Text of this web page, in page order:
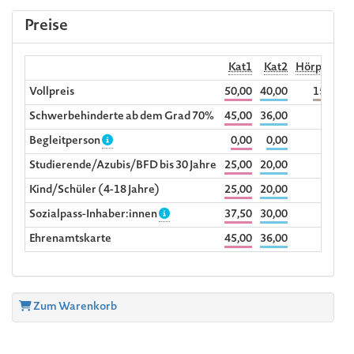
Preise
Kat1 Kat2
Hörplatz
Vollpreis
50,00 40,00 15,00
Schwerbehinderte ab dem Grad 70%
45,00
36,00
Begleitperson
0,00
0,00
Studierende/Azubis/BFD bis 30 Jahre
25,00
20,00
Kind/Schüler (4-18 Jahre)
25,00
20,00
Sozialpass-Inhaber:innen
37,50
30,00
Ehrenamtskarte
45,00 36,00
Zum Warenkorb